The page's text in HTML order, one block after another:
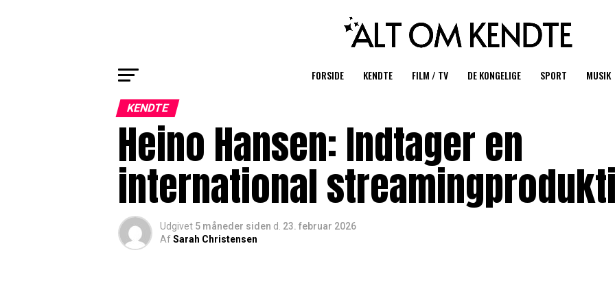
FORSIDE KENDTE FILM / TV DE KONGELIGE SPORT MUSIK
KENDTE
Heino Hansen: Indtager en
international
Udgivet 5 måneder siden d. 23. februar 2026
AfSarah Christensen